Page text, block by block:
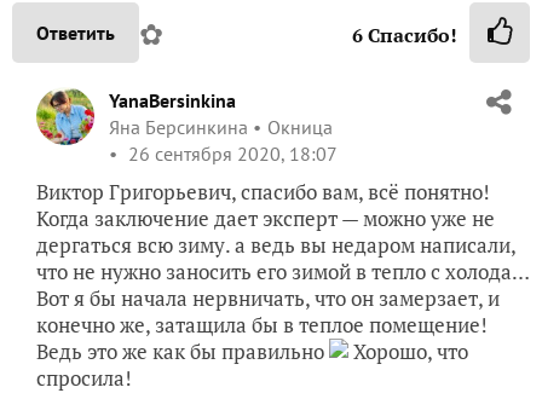
Ответить ✿ 6Спасибо!
YanaBersinkina
Яна Берсинкина
Окница
26 сентября 2020, 18:07
Виктор Григорьевич, спасибо вам, всё понятно!
Когда заключение дает эксперт — можно уже не
дергаться всю зиму. а ведь вы недаром написали,
что не нужно заносить его зимой в тепло с холода…
Вот я бы начала нервничать, что он замерзает, и
конечно же, затащила бы в теплое помещение!
Ведь это же как бы правильно
Хорошо, что
спросила!